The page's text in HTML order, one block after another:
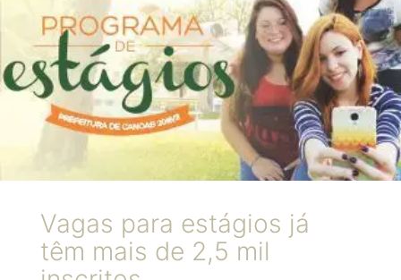
Vagas para estágios já
têm mais de 2,5 mil